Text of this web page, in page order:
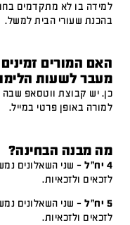
למידה בו לא מתקדמים
בהכנת שעורי הבית למשל.
האם המורים זמינים
מעבר לשעות
כן. יש קבוצת ווטסאפ
למורה באופן פרטי במייל.
מה מבנה הבחינה?
4 יח"ל – שני השאלונים
לזכאים ולזכאיות.
5 יח"ל – שני השאלונים
לזכאים ולזכאיות.